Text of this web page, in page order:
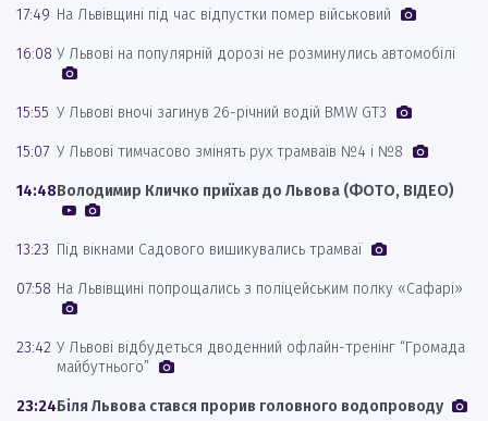
17:49 На Львівщині під час відпустки помер військовий
16:08 У Львові на популярній дорозі не розминулись автомобілі
15:55 У Львові вночі загинув 26-річний водій BMW GT3
15:07 У Львові тимчасово змінять рух трамваїв №4 і №8
14:48Володимир Кличко приїхав до Львова (ФОТО, ВІДЕО)
13:23 Під вікнами Садового вишикувались трамваї
07:58 На Львівщині попрощались з поліцейським полку «Сафарі»
23:42 У Львові відбудеться дводенний офлайн-тренінг “Громада
майбутнього”
23:24Біля Львова стався прорив головного водопроводу